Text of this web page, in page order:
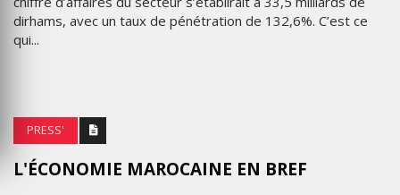
dirhams, avec un taux de pénétration de 132,6%. C’est ce
qui...
PRESS'
L'ÉCONOMIE MAROCAINE EN BREF